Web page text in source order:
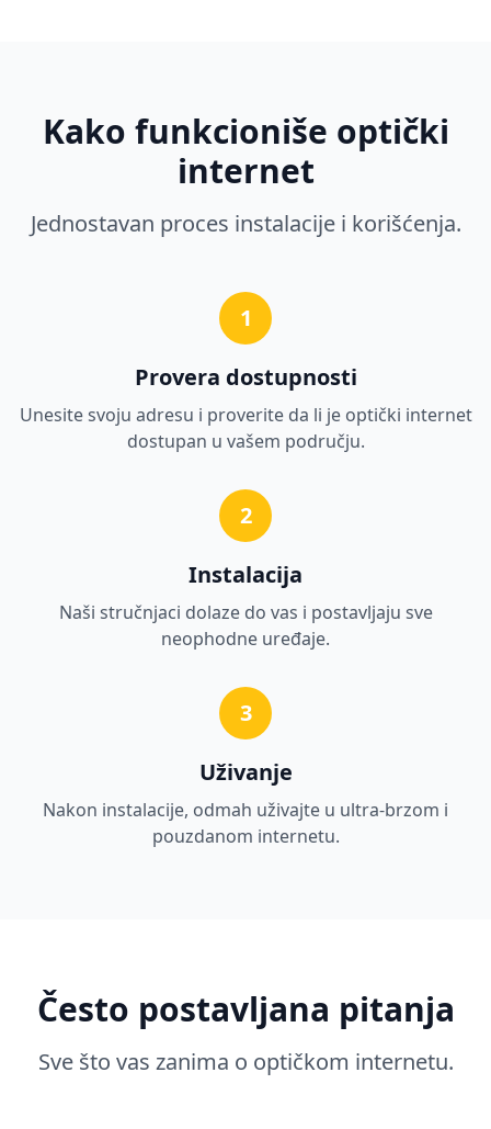
Kako funkcioniše optički
internet
Jednostavan proces instalacije i korišćenja.
1
Provera dostupnosti
Unesite svoju adresu i proverite da li je optički internet
dostupan u vašem području.
2
Instalacija
Naši stručnjaci dolaze do vas i postavljaju sve
neophodne uređaje.
3
Uživanje
Nakon instalacije, odmah uživajte u ultra-brzom i
pouzdanom internetu.
Često postavljana pitanja
Sve što vas zanima o optičkom internetu.